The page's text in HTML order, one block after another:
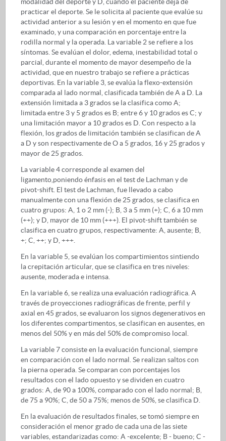
practicar el deporte. Se le solicita al paciente que evalúe su
actividad anterior a su lesión y en el momento en que fue
examinado, y una comparación en porcentaje entre la
rodilla normal y la operada. La variable 2 se refiere a los
síntomas. Se evalúan el dolor, edema, inestabilidad total o
parcial, durante el momento de mayor desempeño de la
actividad, que en nuestro trabajo se refiere a prácticas
deportivas. En la variable 3, se evalúa la flexo-extensión
comparada al lado normal, clasificada también de A a D. La
extensión limitada a 3 grados se la clasifica como A;
limitada entre 3 y 5 grados es B; entre 6 y 10 grados es C; y
una limitación mayor a 10 grados es D. Con respecto a la
flexión, los grados de limitación también se clasifican de A
a D y son respectivamente de O a 5 grados, 16 y 25 grados y
mayor de 25 grados.
La variable 4 corresponde al examen del
ligamento,poniendo énfasis en el test de Lachman y de
pivot-shift. El test de Lachman, fue llevado a cabo
manualmente con una flexión de 25 grados, se clasifica en
cuatro grupos: A, 1 o 2 mm (-); B, 3 a 5 mm (+); C, 6 a 10 mm
(++); y D, mayor de 10 mm (+++). El pivot-shift también se
clasifica en cuatro grupos, respectivamente: A, ausente; B,
+; C, ++; y D, +++.
En la variable 5, se evalúan los compartimientos sintiendo
la crepitación articular, que se clasifica en tres niveles:
ausente, moderada e intensa.
En la variable 6, se realiza una evaluación radiográfica. A
través de proyecciones radiográficas de frente, perfil y
axial en 45 grados, se evaluaron los signos degenerativos en
los diferentes compartimentos, se clasifican en ausentes, en
menos del 50% y en más del 50% de compromiso local.
La variable 7 consiste en la evaluación funcional, siempre
en comparación con el lado normal. Se realizan saltos con
la pierna operada. Se comparan con porcentajes los
resultados con el lado opuesto y se dividen en cuatro
grados: A, de 90 a 100%, comparado con el lado normal; B,
de 75 a 90%; C, de 50 a 75%; menos de 50%, se clasifica D.
En la evaluación de resultados finales, se tomó siempre en
consideración el menor grado de cada una de las siete
variables, estandarizadas como: A -excelente; B - bueno; C -